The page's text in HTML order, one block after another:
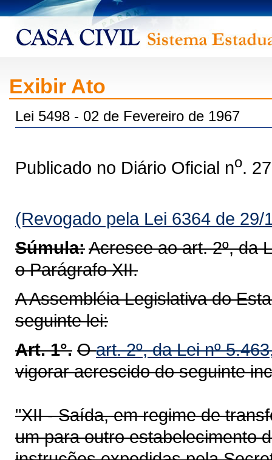
Exibir Ato
Lei 5498 - 02 de Fevereiro de 1967
Publicado no Diário Oficial no.
(Revogado pela Lei 6364 de 29/
Súmula:Acresce ao art. 2º, da
o Parágrafo XII.
A Assembléia Legislativa do
seguinte lei:
Art. 1°. Oart. 2º, da Lei nº
vigorar acrescido do seguinte
"XII - Saída, em regime de
um para outro estabelecimento